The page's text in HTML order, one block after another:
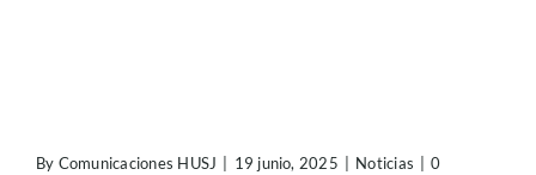
By Comunicaciones HUSJ 19 junio, 2025 Noticias
0